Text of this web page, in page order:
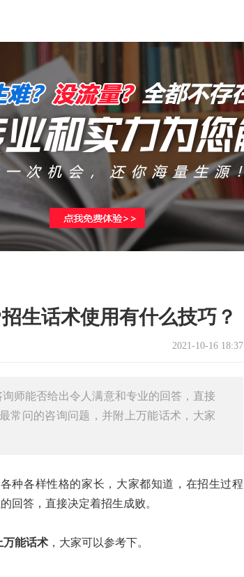
生话术使用有什么技巧？
2021-10-16 18:37
师能否给出令人满意和专业的回答，直接
常问的咨询问题，并附上万能话术，大家
种各样性格的家长，大家都知道，在招生过程
回答，直接决定着招生成败。
万能话术 ，大家可以参考下。